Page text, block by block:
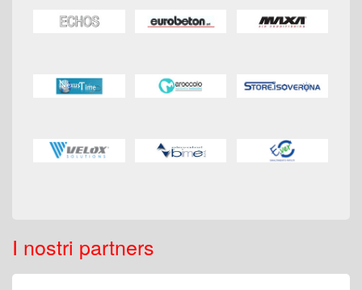
I nostri partners